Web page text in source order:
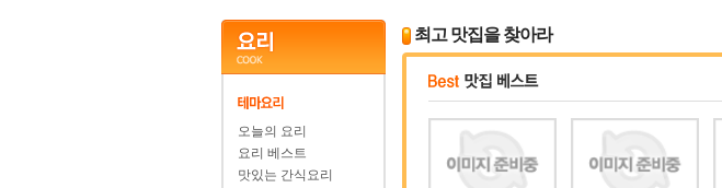
오늘의 요리
요리 베스트
맛있는 간식요리
최고 맛집을 찾아라